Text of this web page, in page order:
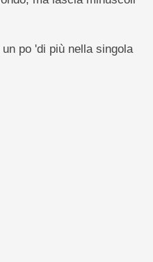
po 'di più nella singola